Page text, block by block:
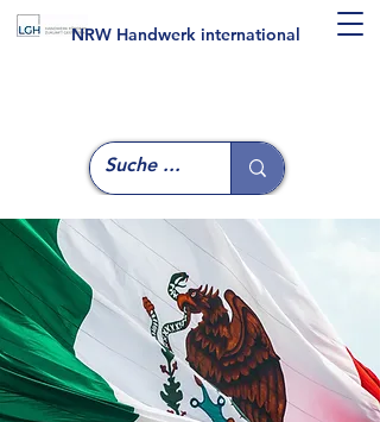
NRW Handwerk international